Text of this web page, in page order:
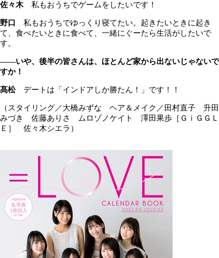
佐々木私もおうちでゲームをしたいです！
野口
私もおうちでゆっくり寝てたい。起きたいときに起き
て、食べたいときに食べて、一緒にぐーたら生活がしたいで
す。
――いや、後半の皆さんは、ほとんど家から出ないじゃないで
すか！
髙松デートは「インドアしか勝たん！」です！！
（スタイリング／大橋みずな ヘア＆メイク／田村直子 升田
みづき 佐藤ありさ ムロゾノケイト 澤田果歩［ＧｉＧＧＬ
Ｅ］ 佐々木シエラ）